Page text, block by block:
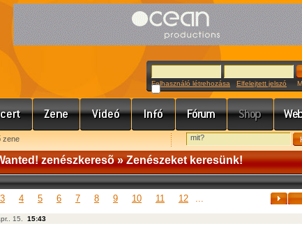
Felhasználó létrehozása Elfelejtett jelszó
zene
zenészkeresõ» Zenészeket keresünk!
3 4 5 6 7 8 9 10 11 12 ...
15. 15:43